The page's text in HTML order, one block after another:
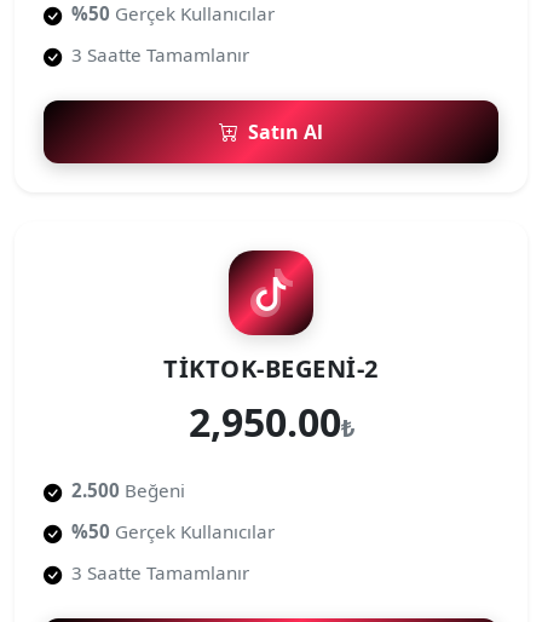
%50 Gerçek Kullanıcılar
3 Saatte Tamamlanır
Satın Al
TIKTOK-BEGENI-2
2,950.00₺
2.500 Beğeni
%50 Gerçek Kullanıcılar
3 Saatte Tamamlanır